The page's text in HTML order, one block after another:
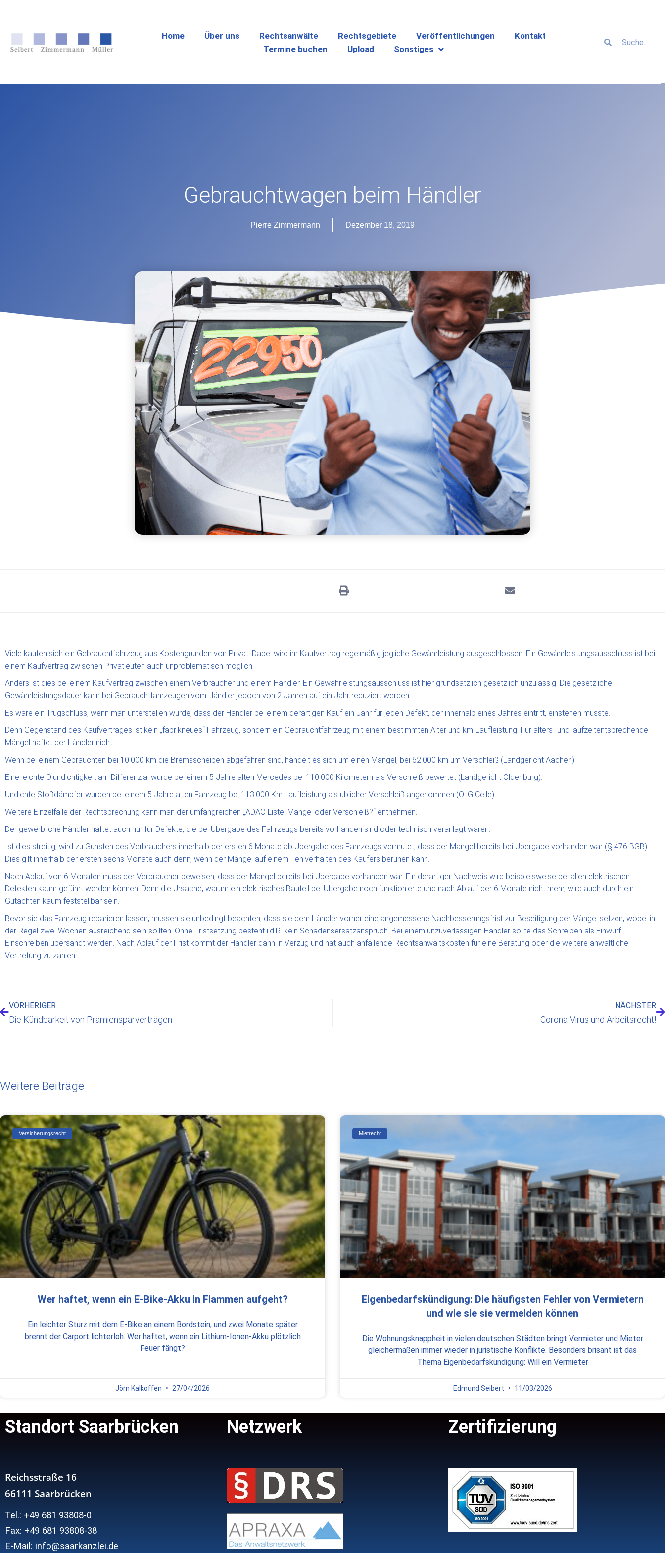
Home Über uns Rechtsanwälte Rechtsgebiete Veröffentlichungen
Kontakt
Termine buchen
Upload Sonstiges
Gebrauchtwagen beim Händler
Pierre Zimmermann Dezember 18, 2019
Viele kaufen sich ein Gebrauchtfahrzeug aus Kostengründen von Privat. Dabei wird im Kaufvertrag regelmäßig jegliche Gewährleistung ausgeschlossen. Ein Gewährleistungsausschluss ist bei
einem Kaufvertrag zwischen Privatleuten auch unproblematisch möglich.
Anders ist dies bei einem Kaufvertrag zwischen einem Verbraucher und einem Händler. Ein Gewährleistungsausschluss ist hier grundsätzlich gesetzlich unzulässig. Die gesetzliche
Gewährleistungsdauer kann bei Gebrauchtfahrzeugen vom Händler jedoch von 2 Jahren auf ein Jahr reduziert werden.
Es wäre ein Trugschluss, wenn man unterstellen würde, dass der Händler bei einem derartigen Kauf ein Jahr für jeden Defekt, der innerhalb eines Jahres eintritt, einstehen müsste.
Denn Gegenstand des Kaufvertrages ist kein „fabrikneues“ Fahrzeug, sondern ein Gebrauchtfahrzeug mit einem bestimmten Alter und km-Laufleistung. Für alters- und laufzeitentsprechende
Mängel haftet der Händler nicht.
Wenn bei einem Gebrauchten bei 10.000 km die Bremsscheiben abgefahren sind, handelt es sich um einen Mangel, bei 62.000 km um Verschleiß (Landgericht Aachen).
Eine leichte Ölundichtigkeit am Differenzial wurde bei einem 5 Jahre alten Mercedes bei 110.000 Kilometern als Verschleiß bewertet (Landgericht Oldenburg).
Undichte Stoßdämpfer wurden bei einem 5 Jahre alten Fahrzeug bei 113.000 Km Laufleistung als üblicher Verschleiß angenommen (OLG Celle).
Weitere Einzelfälle der Rechtsprechung kann man der umfangreichen „ADAC-Liste: Mangel oder Verschleiß?“ entnehmen.
Der gewerbliche Händler haftet auch nur für Defekte, die bei Übergabe des Fahrzeugs bereits vorhanden sind oder technisch veranlagt waren.
Ist dies streitig, wird zu Gunsten des Verbrauchers innerhalb der ersten 6 Monate ab Übergabe des Fahrzeugs vermutet, dass der Mangel bereits bei Übergabe vorhanden war (§ 476 BGB).
Dies gilt innerhalb der ersten sechs Monate auch denn, wenn der Mangel auf einem Fehlverhalten des Käufers beruhen kann.
Nach Ablauf von 6 Monaten muss der Verbraucher beweisen, dass der Mangel bereits bei Übergabe vorhanden war. Ein derartiger Nachweis wird beispielsweise bei allen elektrischen
Defekten kaum geführt werden können. Denn die Ursache, warum ein elektrisches Bauteil bei Übergabe noch funktionierte und nach Ablauf der 6 Monate nicht mehr, wird auch durch ein
Gutachten kaum feststellbar sein.
Bevor sie das Fahrzeug reparieren lassen, müssen sie unbedingt beachten, dass sie dem Händler vorher eine angemessene Nachbesserungsfrist zur Beseitigung der Mängel setzen, wobei in
der Regel zwei Wochen ausreichend sein sollten. Ohne Fristsetzung besteht i.d.R. kein Schadensersatzanspruch. Bei einem unzuverlässigen Händler sollte das Schreiben als Einwurf-
Einschreiben übersandt werden. Nach Ablauf der Frist kommt der Händler dann in Verzug und hat auch anfallende Rechtsanwaltskosten für eine Beratung oder die weitere anwaltliche
Vertretung zu zahlen
VORHERIGER
Die Kündbarkeit von Prämiensparverträgen
NÄCHSTER
Corona-Virus und Arbeitsrecht!
Weitere Beiträge
Versicherungsrecht
Wer haftet, wenn ein E-Bike-Akku in Flammen aufgeht?
Ein leichter Sturz mit dem E-Bike an einem Bordstein, und zwei Monate später
brennt der Carport lichterloh. Wer haftet, wenn ein Lithium-Ionen-Akku plötzlich
Feuer fängt?
Jörn Kalkoffen 27/04/2026
Mietrecht
Eigenbedarfskündigung: Die häufigsten Fehler von Vermietern
und wie sie sie vermeiden können
Die Wohnungsknappheit in vielen deutschen Städten bringt Vermieter und Mieter
gleichermaßen immer wieder in juristische Konflikte. Besonders brisant ist das
Thema Eigenbedarfskündigung: Will ein Vermieter
Edmund Seibert 11/03/2026
Standort Saarbrücken
Reichsstraße 16
66111 Saarbrücken
Tel.: +49 681 93808-0
Fax: +49 681 93808-38
E-Mail: info@saarkanzlei.de
Netzwerk Zertifizierung